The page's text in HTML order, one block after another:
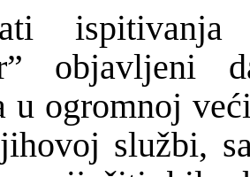
objavljeni
u ogromnoj
službi,